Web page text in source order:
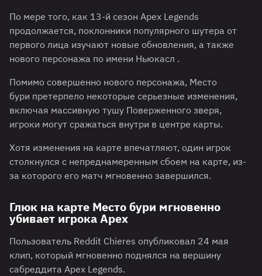
По мере того, как 13-й сезон Apex Legends
продолжается, поклонники популярного шутера от
первого лица изучают новые обновления, а также
нового персонажа по имени Ньюкасл .
Помимо совершенно нового персонажа, Место
бури претерпело некоторые серьезные изменения,
включая массивную тушу Поверженного зверя,
игроки могут сражаться внутри в центре карты.
Хотя изменения на карте впечатляют, один игрок
столкнулся с непреднамеренным сбоем на карте, из-
за которого его матч мгновенно завершился.
Глюк на карте Место бури мгновенно
убивает игрока Apex
Пользователь Reddit Chieres опубликовал 24 мая
клип, который мгновенно поднялся на вершину
сабреддита Apex Legends.